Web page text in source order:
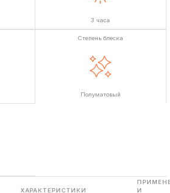
3 часа
Степень блеска
Полуматовый
ХАРАКТЕРИСТИКИ
И